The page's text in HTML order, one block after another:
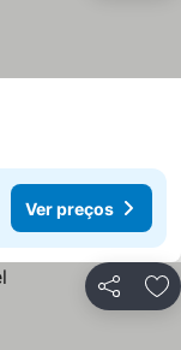
Ver preços
Partilhar